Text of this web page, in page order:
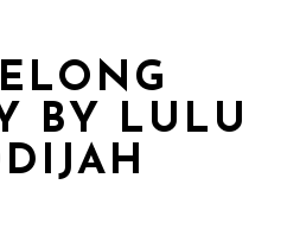
BY LULU